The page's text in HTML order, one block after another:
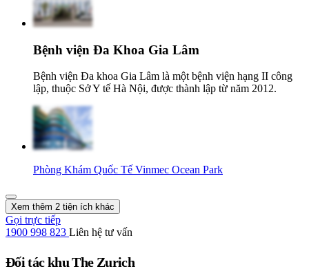
Bệnh viện Đa Khoa Gia Lâm
Bệnh viện Đa khoa Gia Lâm là một bệnh viện hạng II công
lập, thuộc Sở Y tế Hà Nội, được thành lập từ năm 2012.
Phòng Khám Quốc Tế Vinmec Ocean Park
Xem thêm 2 tiện ích khác
Gọi trực tiếp
1900 998 823 Liên hệ tư vấn
Đối tác khu The Zurich